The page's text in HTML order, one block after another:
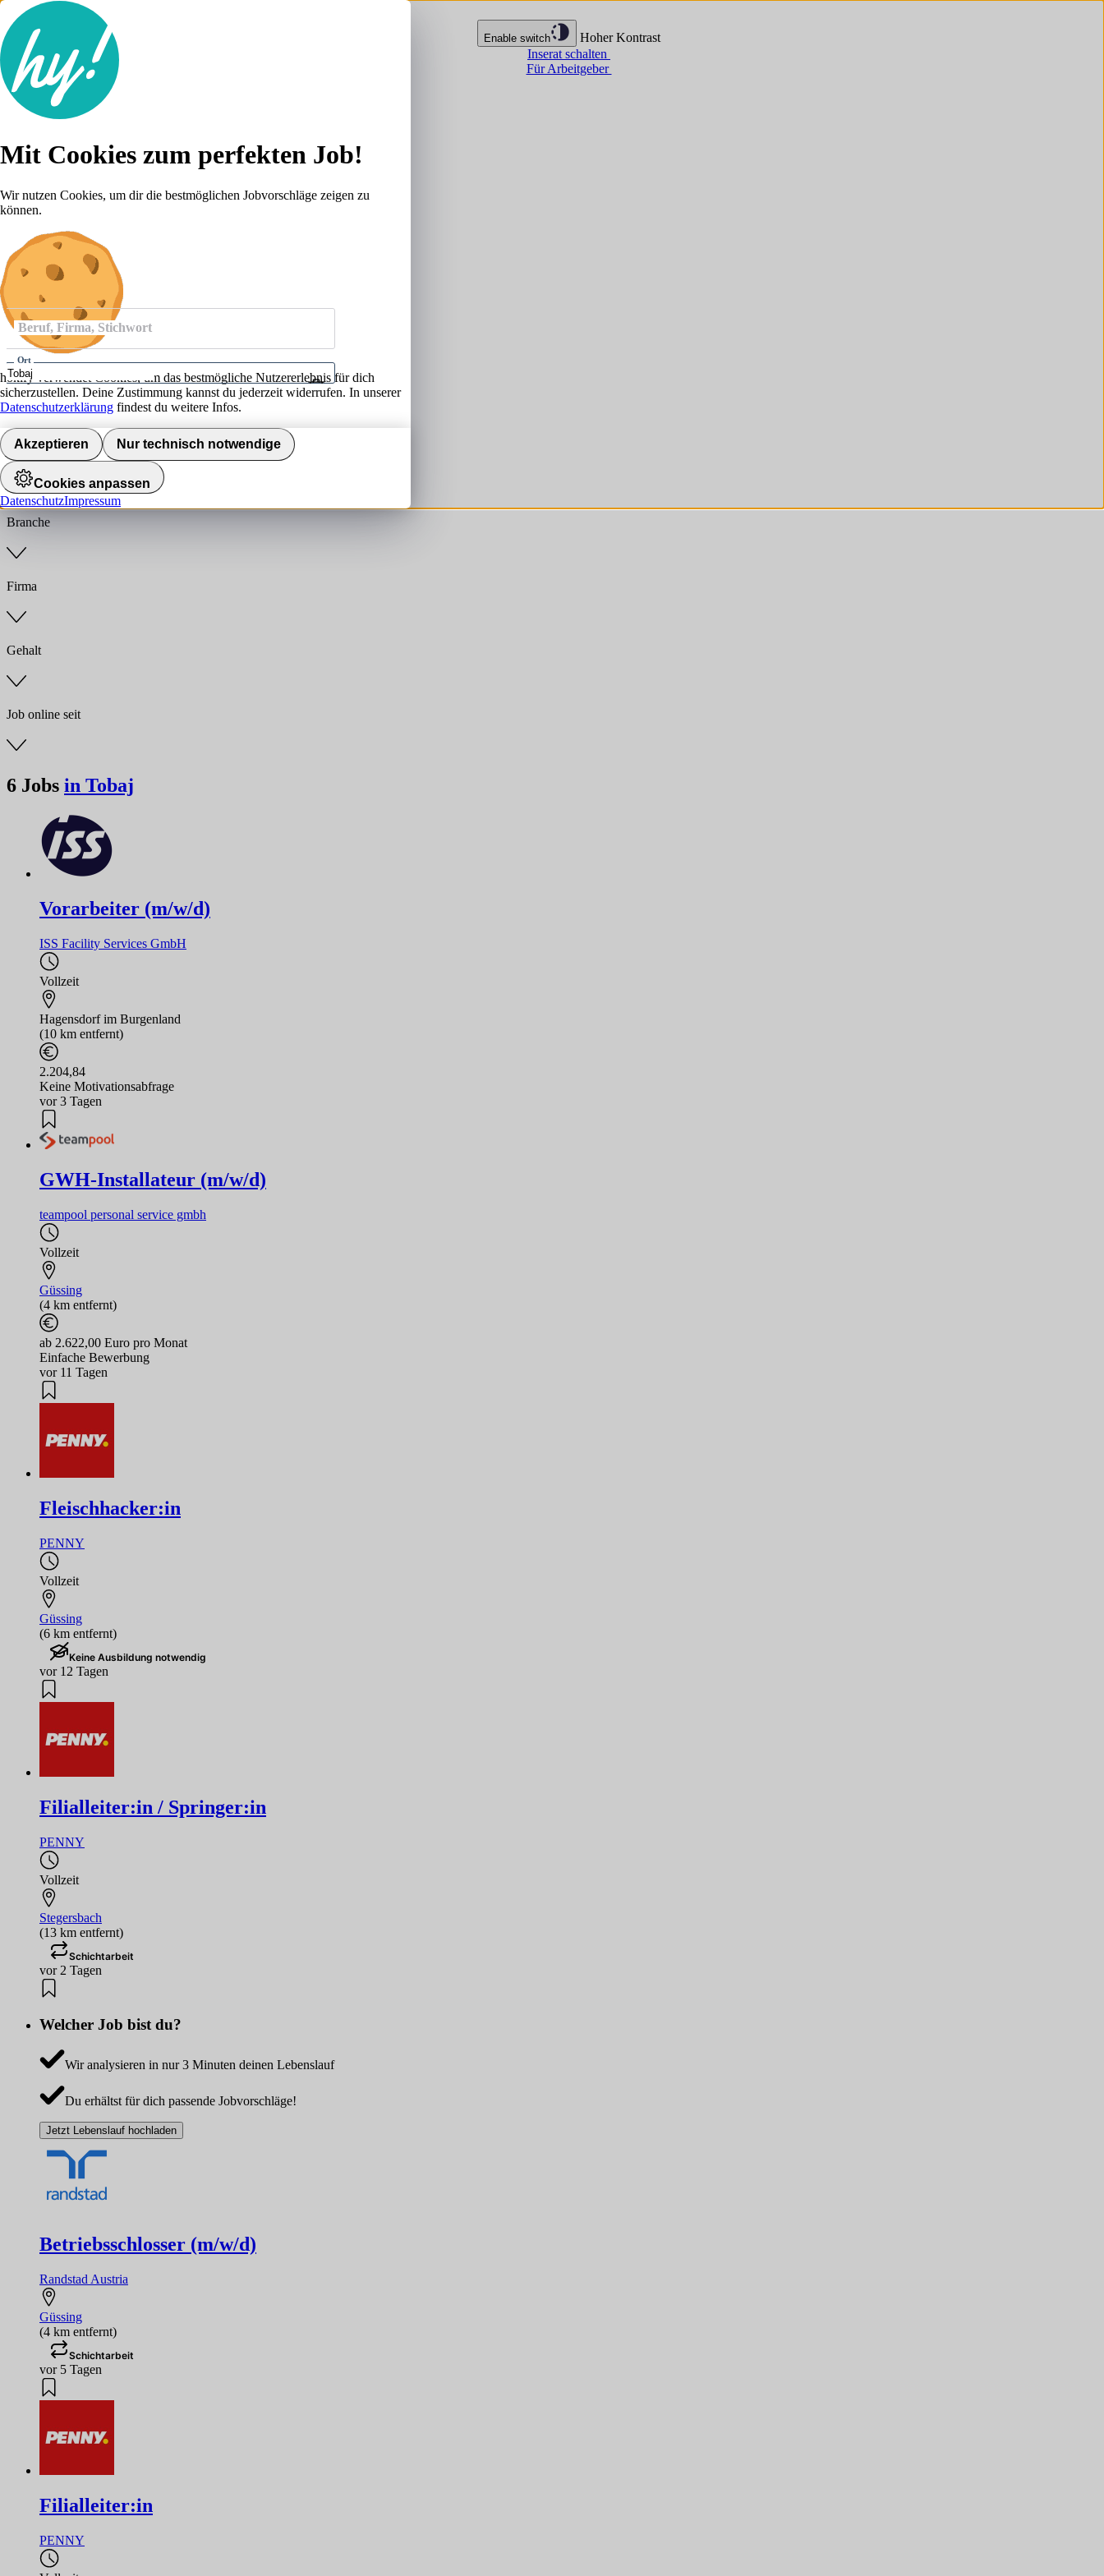
Enable switch
Hoher Kontrast
Inserat schalten
Für Arbeitgeber
Lebenslauf
Karriere-Tipps
Anmelden
Beruf, Firma, Stichwort
Ort
Umkreis
Jobs finden
Anstellungsart
Branche
Firma
Gehalt
Job online seit
6 Jobs in Tobaj
Vorarbeiter (m/w/d)
ISS Facility Services GmbH
Vollzeit
Hagensdorf im Burgenland
(10 km entfernt)
2.204,84
Keine Motivationsabfrage
vor 3 Tagen
GWH-Installateur (m/w/d)
teampool personal service gmbh
Vollzeit
Güssing
(4 km entfernt)
ab 2.622,00 Euro pro Monat
Einfache Bewerbung
vor 11 Tagen
Fleischhacker:in
PENNY
Vollzeit
Güssing
(6 km entfernt)
Keine Ausbildung notwendig
vor 12 Tagen
Filialleiter:in / Springer:in
PENNY
Vollzeit
Stegersbach
(13 km entfernt)
Schichtarbeit
vor 2 Tagen
Welcher Job bist du?
Wir analysieren in nur 3 Minuten deinen Lebenslauf
Du erhältst für dich passende Jobvorschläge!
Jetzt Lebenslauf hochladen
Betriebsschlosser (m/w/d)
Randstad Austria
Güssing
(4 km entfernt)
Schichtarbeit
vor 5 Tagen
Filialleiter:in
PENNY
Mit Cookies zum perfekten Job!
Wir nutzen Cookies, um dir die bestmöglichen Jobvorschläge zeigen zu
können.
hokify verwendet Cookies, um das bestmögliche Nutzererlebnis für dich
sicherzustellen. Deine Zustimmung kannst du jederzeit widerrufen. In unserer
Datenschutzerklärung findest du weitere Infos.
Akzeptieren Nur technisch notwendige
Cookies anpassen
DatenschutzImpressum